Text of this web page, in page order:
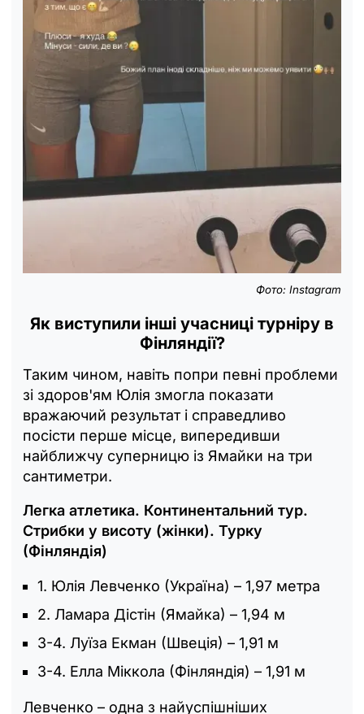
Фото: Instagram
Як виступили інші учасниці турніру в
Фінляндії?
Таким чином, навіть попри певні проблеми
зі здоров'ям Юлія змогла показати
вражаючий результат і справедливо
посісти перше місце, випередивши
найближчу суперницю із Ямайки на три
сантиметри.
Легка атлетика. Континентальний тур.
Стрибки у висоту (жінки). Турку
(Фінляндія)
1. Юлія Левченко (Україна) – 1,97 метра
2. Ламара Дістін (Ямайка) – 1,94 м
3-4. Луїза Екман (Швеція) – 1,91 м
3-4. Елла Міккола (Фінляндія) – 1,91 м
Левченко – одна з найуспішніших